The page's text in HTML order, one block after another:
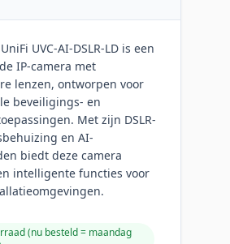
UVC-AI-DSLR-LD is een
IP-camera met
lenzen, ontworpen voor
beveiligings- en
Met zijn DSLR-
en AI-
biedt deze camera
intelligente functies voor
(nu besteld = maandag